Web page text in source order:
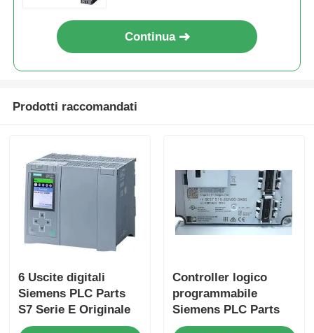
Su di noi
Contattaci
Richiedi un preventivo
Allen Bradley PLC Parts
Continua
Prodotti raccomandati
6 Uscite digitali
Siemens PLC Parts
S7 Serie E Originale
Per prestazioni
Controller logico
programmabile
Siemens PLC Parts
con velocità di 25